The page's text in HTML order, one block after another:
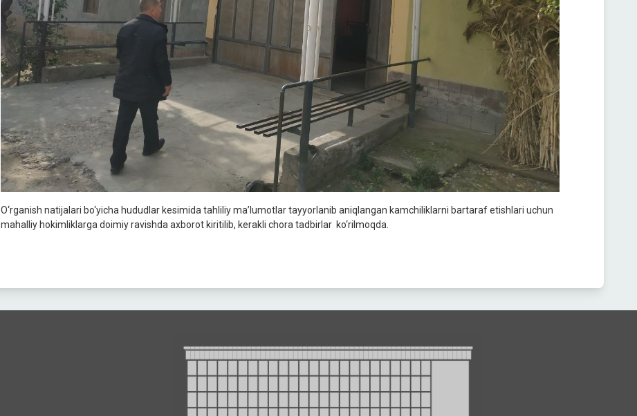
O‘rganish natijalari bo‘yicha hududlar kesimida tahliliy ma’lumotlar tayyorlanib aniqlangan kamchiliklarni bartaraf etishlari uchun
mahalliy hokimliklarga doimiy ravishda axborot kiritilib, kerakli chora tadbirlar ko‘rilmoqda.